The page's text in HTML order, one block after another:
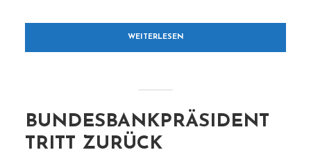
WEITERLESEN
BUNDESBANKPRÄSIDENT
TRITT ZURÜCK